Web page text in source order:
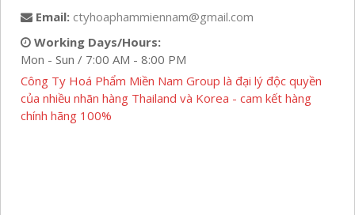
Email: ctyhoaphammiennam@gmail.com
Working Days/Hours:
Mon - Sun / 7:00 AM - 8:00 PM
Công Ty Hoá Phẩm Miền Nam Group là đại lý độc quyền
của nhiều nhãn hàng Thailand và Korea - cam kết hàng
chính hãng 100%